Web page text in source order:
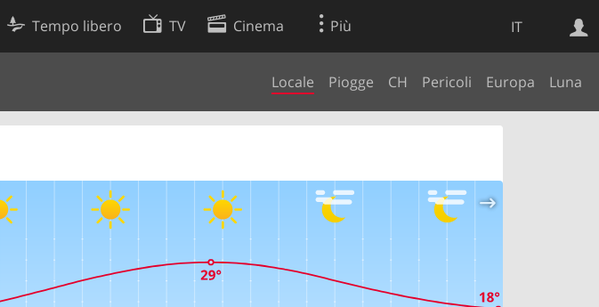
IT
Tempo libero TV Cinema Più
Locale Piogge CH Pericoli Europa Luna
Ricerca Web
Preferenze cookie